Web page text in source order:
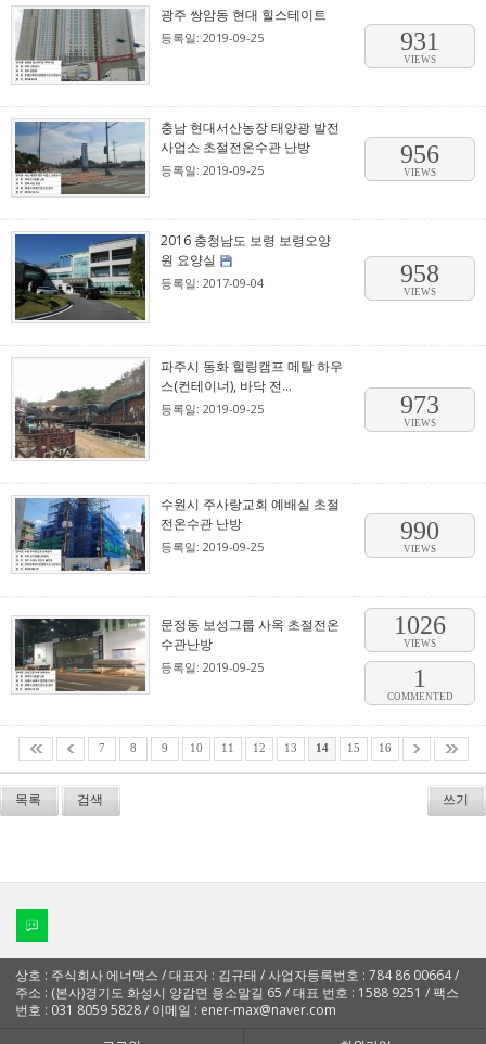
광주 쌍암동 현대 힐스테이트
등록일: 2019-09-25 931
VIEWS
충남 현대서산농장 태양광 발전
사업소 초절전온수관 난방
등록일: 2019-09-25
956
VIEWS
2016 충청남도 보령 보령오양
원 요양실
등록일: 2017-09-04 958
VIEWS
파주시 동화 힐링캠프 메탈 하우
스(컨테이너), 바닥 전...
등록일: 2019-09-25 973
VIEWS
수원시 주사랑교회 예배실 초절
전온수관 난방
등록일: 2019-09-25
990
VIEWS
문정동 보성그룹 사옥 초절전온
수관난방
등록일: 2019-09-25
1026
VIEWS
1
COMMENTED
7 8 9 10 11 12 13 14 15 16
목록 검색 쓰기
상호 : 주식회사 에너맥스 / 대표자 : 김규태 / 사업자등록번호 : 784 86 00664 /
주소 : (본사)경기도 화성시 양감면 용소말길 65 / 대표 번호 : 1588 9251 / 팩스
번호 : 031 8059 5828 / 이메일 : ener-max@naver.com